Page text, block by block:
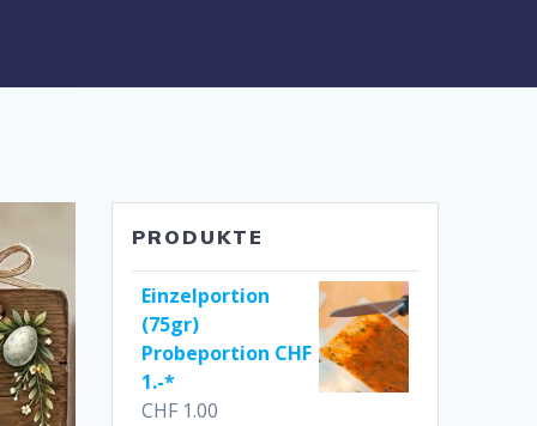
PRODUKTE
Einzelportion
(75gr)
Probeportion CHF
1.-*
CHF 1.00